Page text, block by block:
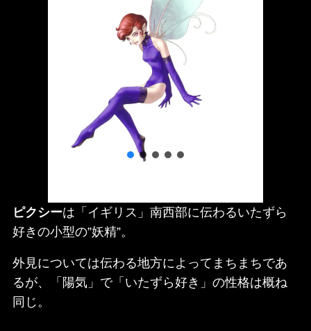
ピクシーは「イギリス」南西部に伝わるいたずら
好きの小型の”妖精”。
外見については伝わる地方によってまちまちであ
るが、「陽気」で「いたずら好き」の性格は概ね
同じ。